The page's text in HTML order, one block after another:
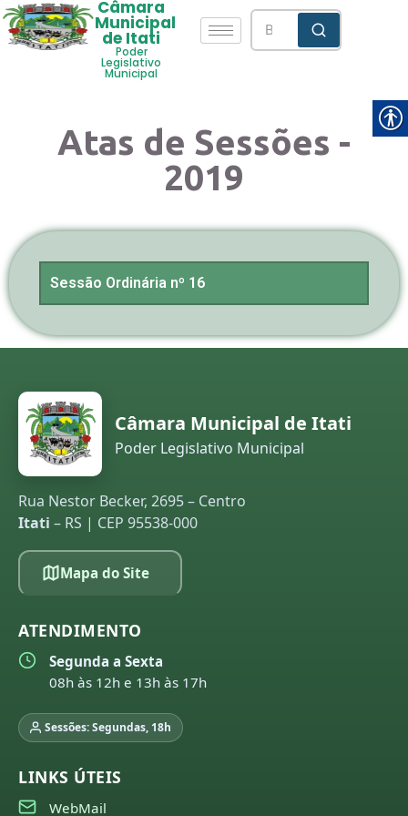
Câmara
Municipal
de Itati
Poder
Legislativo
Municipal
Atas de Sessões -
2019
Sessão Ordinária nº 16
Câmara Municipal de Itati
Poder Legislativo Municipal
Rua Nestor Becker, 2695 – Centro
Itati – RS | CEP 95538-000
Mapa do Site
ATENDIMENTO
Segunda a Sexta
08h às 12h e 13h às 17h
Sessões: Segundas, 18h
LINKS ÚTEIS
WebMail